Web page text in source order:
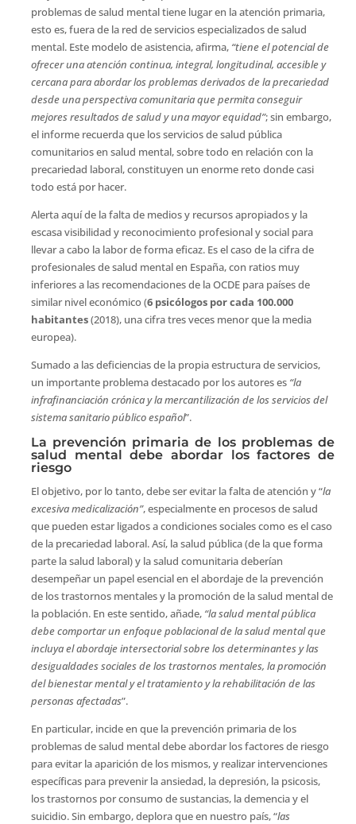
problemas de salud mental tiene lugar en la atención primaria,
esto es, fuera de la red de servicios especializados de salud
mental. Este modelo de asistencia, afirma, “tiene el potencial de
ofrecer una atención continua, integral, longitudinal, accesible y
cercana para abordar los problemas derivados de la precariedad
desde una perspectiva comunitaria que permita conseguir
mejores resultados de salud y una mayor equidad”; sin embargo,
el informe recuerda que los servicios de salud pública
comunitarios en salud mental, sobre todo en relación con la
precariedad laboral, constituyen un enorme reto donde casi
todo está por hacer.
Alerta aquí de la falta de medios y recursos apropiados y la
escasa visibilidad y reconocimiento profesional y social para
llevar a cabo la labor de forma eficaz. Es el caso de la cifra de
profesionales de salud mental en España, con ratios muy
inferiores a las recomendaciones de la OCDE para países de
similar nivel económico (6 psicólogos por cada 100.000
habitantes(2018), una cifra tres veces menor que la media
europea).
Sumado a las deficiencias de la propia estructura de servicios,
un importante problema destacado por los autores es “la
infrafinanciación crónica y la mercantilización de los servicios del
sistema sanitario público español”.
La prevención primaria de los problemas de
salud mental debe abordar los factores de
riesgo
El objetivo, por lo tanto, debe ser evitar la falta de atención y “la
excesiva medicalización”, especialmente en procesos de salud
que pueden estar ligados a condiciones sociales como es el caso
de la precariedad laboral. Así, la salud pública (de la que forma
parte la salud laboral) y la salud comunitaria deberían
desempeñar un papel esencial en el abordaje de la prevención
de los trastornos mentales y la promoción de la salud mental de
la población. En este sentido, añade, “la salud mental pública
debe comportar un enfoque poblacional de la salud mental que
incluya el abordaje intersectorial sobre los determinantes y las
desigualdades sociales de los trastornos mentales, la promoción
del bienestar mental y el tratamiento y la rehabilitación de las
personas afectadas”.
En particular, incide en que la prevención primaria de los
problemas de salud mental debe abordar los factores de riesgo
para evitar la aparición de los mismos, y realizar intervenciones
específicas para prevenir la ansiedad, la depresión, la psicosis,
los trastornos por consumo de sustancias, la demencia y el
suicidio. Sin embargo, deplora que en nuestro país, “las